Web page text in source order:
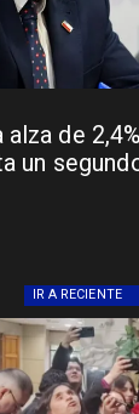
de
un
IR A RECIENTE